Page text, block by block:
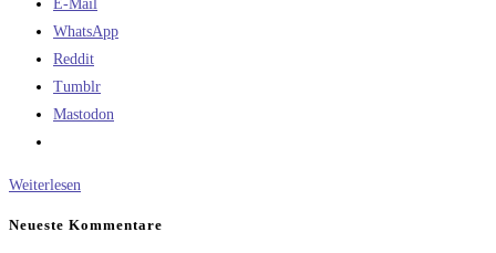
E-Mail
WhatsApp
Reddit
Tumblr
Mastodon
Weiterlesen
Neueste Kommentare